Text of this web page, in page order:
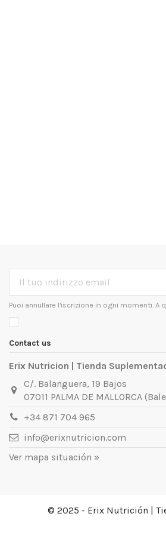
Puoi annullare l'iscrizione in ogni momenti.
Contact us
Erix Nutricion | Tienda
C/. Balanguera, 19 Bajos
07011 PALMA DE MALLORCA
+34 871 704 965
info@erixnutricion.com
Ver mapa situación »
© 2025 - Erix Nutrición |